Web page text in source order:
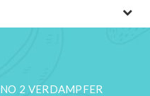
2 VERDAMPFER